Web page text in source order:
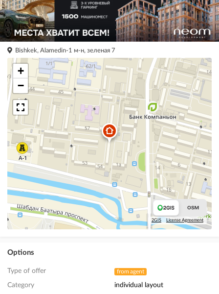
Bishkek, Alamedin-1 м-н, зеленая 7
+
−
2GIS License Agreement
Options
Type of offer from agent
Category individual layout